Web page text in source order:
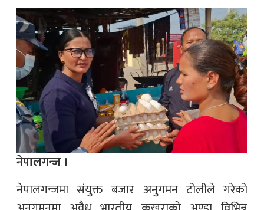
नेपालगन्ज ।
नेपालगन्जमा संयुक्त बजार अनुगमन टोलीले गरेको